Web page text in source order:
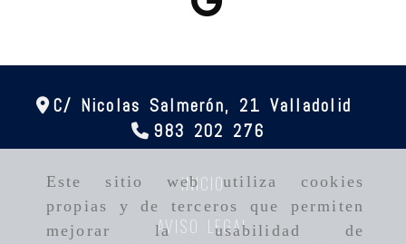
Este sitio web utiliza cookies
propias y de terceros que permiten
mejorar la usabilidad de
C/ Nicolas Salmerón, 21 Valladolid
983 202 276
INICIO
AVISO LEGAL